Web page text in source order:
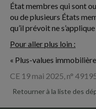
État membres qui sont
ou de plusieurs États
qu’il prévoit ne
Pour aller plus loin :
« Plus-values
CE 19 mai 2025, n°
Retourner à la liste des